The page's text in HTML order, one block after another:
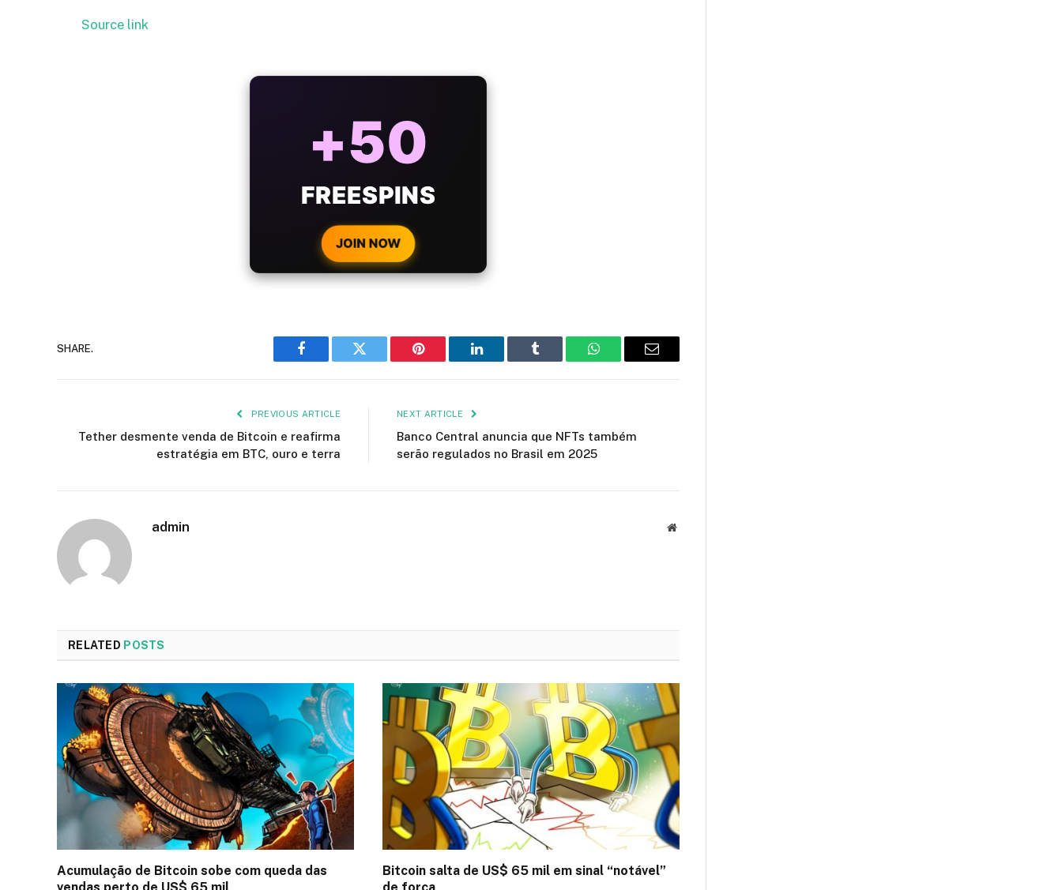
Source link
BONUS
WITH EVERY
CRYPTO DEPOSIT!
JOIN NOW
SHARE.
Facebook Twitter Pinterest LinkedIn Tumblr WhatsAppEmail
PREVIOUS ARTICLE
Tether desmente venda de Bitcoin e reafirma
estratégia em BTC, ouro e terra
NEXT ARTICLE
Banco Central anuncia que NFTs também
serão regulados no Brasil em 2025
admin Website
RELATED POSTS
Acumulação de Bitcoin sobe com queda das
Bitcoin salta de US$ 65 mil em sinal “notável”